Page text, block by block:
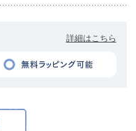
詳細はこちら